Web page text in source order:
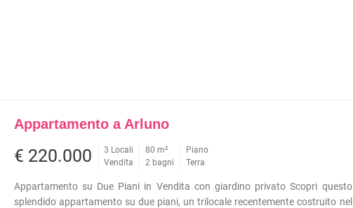
Appartamento a Arluno
€ 220.000
3 Locali
Vendita
80 m²
2 bagni
Piano
Terra
Appartamento su Due Piani in Vendita con giardino privato Scopri questo
splendido appartamento su due piani, un trilocale recentemente costruito nel